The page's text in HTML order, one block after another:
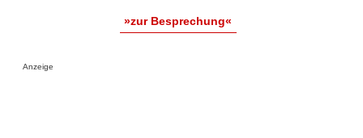
»zur Besprechung«
Anzeige